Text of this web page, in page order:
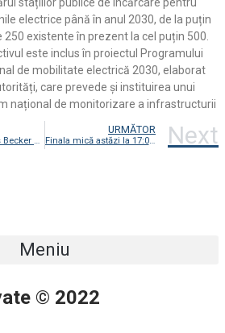
electrice până în anul 2030, de la puțin
250 existente în prezent la cel puțin 500.
este inclus în proiectul Programului
de mobilitate electrică 2030, elaborat
care prevede și instituirea unui
național de monitorizare a infrastructurii
Legendarul Boris Becker a fost extrădat
URMĂTOR
Finala mică astăzi la 17:00 Croația – Maroc Next
Meniu
© 2022